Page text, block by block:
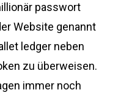
passwort
Website genannt
ledger neben
zu überweisen.
immer noch